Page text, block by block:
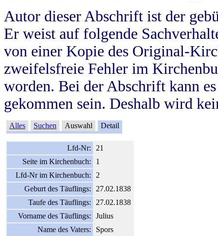
Autor dieser Abschrift ist der
Er weist auf folgende
von einer Kopie des Original-
zweifelsfreie Fehler im
worden. Bei der Abschrift kann
gekommen sein. Deshalb wird
Alles Suchen Auswahl Detail
Lfd-Nr:
21
Seite im Kirchenbuch:
1
Lfd-Nr im Kirchenbuch:
2
Geburt des Täuflings:
27.02.1838
Taufe des Täuflings:
27.02.1838
Vorname des Täuflings:
Julius
Name des Vaters:
Spors